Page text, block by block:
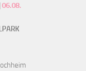
06.08.